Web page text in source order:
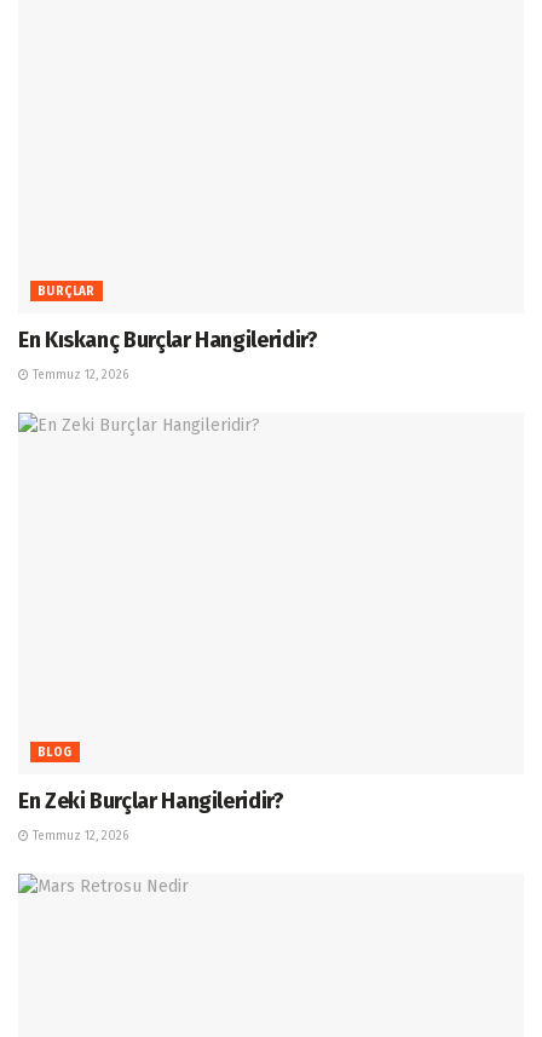
BURÇLAR
En Kıskanç Burçlar Hangileridir?
Temmuz 12, 2026
BLOG
En Zeki Burçlar Hangileridir?
Temmuz 12, 2026